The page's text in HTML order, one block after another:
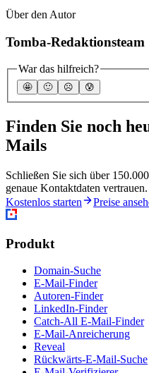
Über den Autor
Tomba-Redaktionsteam
War das hilfreich?
🤩 🙂 ☹️ 😰
Finden Sie noch
Mails
Schließen Sie sich über
genaue Kontaktdaten
Kostenlos starten
Preise
Produkt
Domain-Suche
E-Mail-Finder
Autoren-Finder
LinkedIn-Finder
Catch-All E-Mail-Finder
E-Mail-Anreicherung
Reveal
Rückwärts-E-Mail-Suche